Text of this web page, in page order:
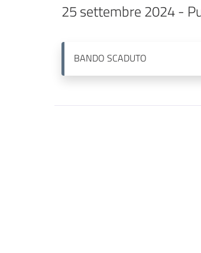
25 settembre 2024 -
BANDO SCADUTO